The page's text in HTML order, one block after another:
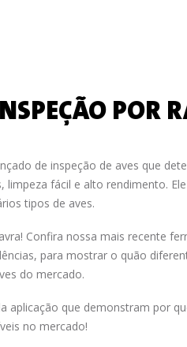
POR
de inspeção de aves que
fácil e alto rendimento.
tipos de aves.
Confira nossa mais recente
para mostrar o quão
do mercado.
aplicação que demonstram por
no mercado!